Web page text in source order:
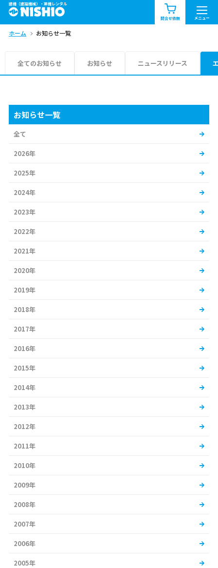
建機（建設機械）・重機レンタル
問合せ依頼 メニュー
商品一覧 お知らせ一覧
問合せ依頼リスト
エリア情報を見る
中部 関西 中国・四国
ホーム お知らせ一覧
全てのお知らせ お知らせ ニュースリリース
お知らせ一覧
全て
2026年
2025年
2024年
2023年
2022年
2021年
2020年
2019年
2018年
2017年
2016年
2015年
2014年
2013年
2012年
2011年
2010年
2009年
2008年
2007年
2006年
2005年